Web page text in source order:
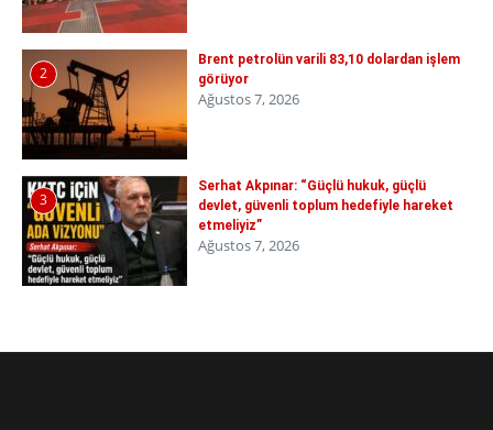
2
Brent petrolün varili 83,10 dolardan işlem
görüyor
Ağustos 7, 2026
3
Serhat Akpınar: “Güçlü hukuk, güçlü
devlet, güvenli toplum hedefiyle hareket
etmeliyiz”
Ağustos 7, 2026